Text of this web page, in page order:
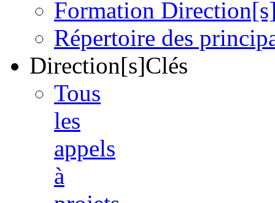
Formation
Répertoire des
Direction[s]Clés
Tous
les
appels
à